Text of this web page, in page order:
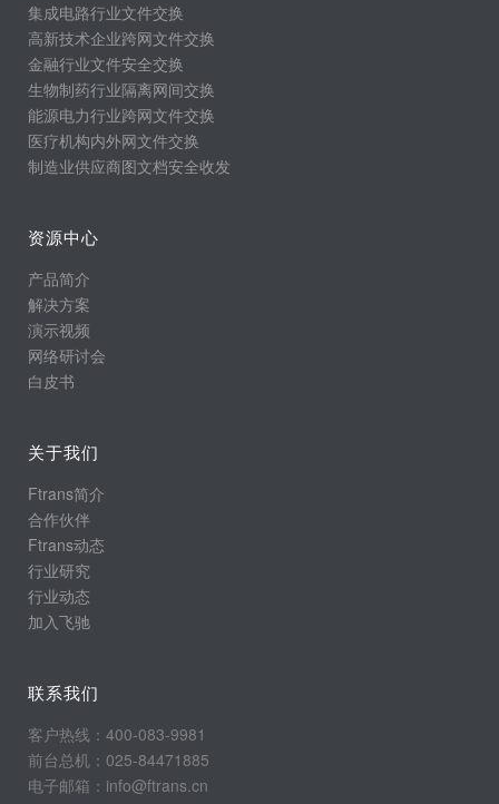
集成电路行业文件交换
高新技术企业跨网文件交换
金融行业文件安全交换
生物制药行业隔离网间交换
能源电力行业跨网文件交换
医疗机构内外网文件交换
制造业供应商图文档安全收发
资源中心
产品简介
解决方案
演示视频
网络研讨会
白皮书
关于我们
Ftrans简介
合作伙伴
Ftrans动态
行业研究
行业动态
加入飞驰
联系我们
客户热线：400-083-9981
前台总机：025-84471885
电子邮箱：info@ftrans.cn